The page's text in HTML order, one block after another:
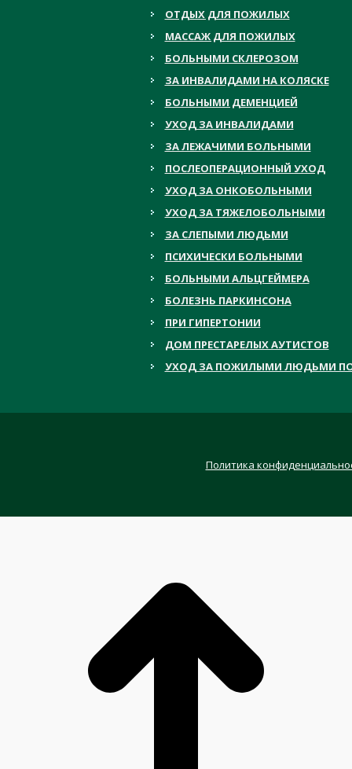
ОТДЫХ ДЛЯ ПОЖИЛЫХ
МАССАЖ ДЛЯ ПОЖИЛЫХ
БОЛЬНЫМИ СКЛЕРОЗОМ
ЗА ИНВАЛИДАМИ НА КОЛЯСКЕ
БОЛЬНЫМИ ДЕМЕНЦИЕЙ
УХОД ЗА ИНВАЛИДАМИ
ЗА ЛЕЖАЧИМИ БОЛЬНЫМИ
ПОСЛЕОПЕРАЦИОННЫЙ УХОД
УХОД ЗА ОНКОБОЛЬНЫМИ
УХОД ЗА ТЯЖЕЛОБОЛЬНЫМИ
ЗА СЛЕПЫМИ ЛЮДЬМИ
ПСИХИЧЕСКИ БОЛЬНЫМИ
БОЛЬНЫМИ АЛЬЦГЕЙМЕРА
БОЛЕЗНЬ ПАРКИНСОНА
ПРИ ГИПЕРТОНИИ
ДОМ ПРЕСТАРЕЛЫХ АУТИСТОВ
УХОД ЗА ПОЖИЛЫМИ ЛЮДЬМИ
Политика